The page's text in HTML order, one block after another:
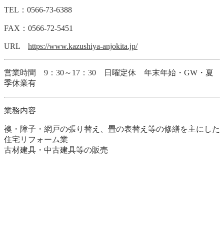
TEL： 0566-73-6388
FAX：0566-72-5451
URL https://www.kazushiya-anjokita.jp/
営業時間 9：30～17：30 日曜定休 年末年始・GW・夏
季休業有
業務内容
襖・障子・網戸の張り替え、畳の表替え等の修繕を主にした
住宅リフォーム業
古材建具・中古建具等の販売